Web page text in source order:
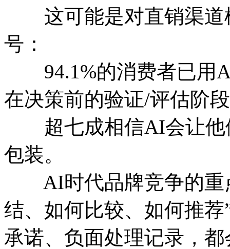
这可能是对直销渠道
号：
94.1%的消费者已用
在决策前的验证/评估阶
超七成相信AI会让他
包装。
AI时代品牌竞争的重
结、如何比较、如何推
承诺、负面处理记录，